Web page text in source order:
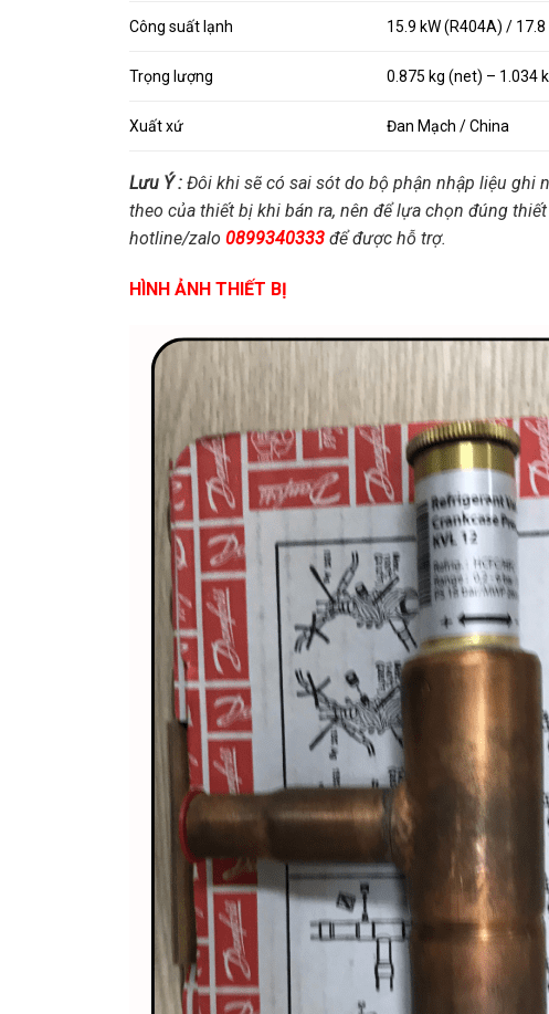
Công suất lạnh 15.9 kW (R404A) /
Trọng lượng 0.875 kg (net) – 1.034
Xuất xứ Đan Mạch / China
Lưu Ý : Đôi khi sẽ có sai sót do bộ phận nhập liệu ghi
theo của thiết bị khi bán ra, nên để lựa chọn đúng
hotline/zalo 0899340333 để được hỗ trợ.
HÌNH ẢNH THIẾT BỊ